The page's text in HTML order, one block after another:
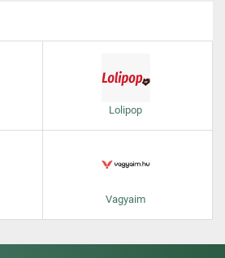
Lolipop
Vagyaim